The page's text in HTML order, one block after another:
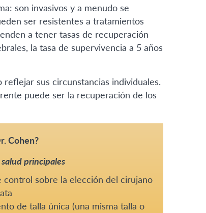
son invasivos y a menudo se
ser resistentes a tratamientos
a tener tasas de recuperación
la tasa de supervivencia a 5 años
sus circunstancias individuales.
puede ser la recuperación de los
Cohen?
principales
control sobre la elección del cirujano
de talla única (una misma talla o